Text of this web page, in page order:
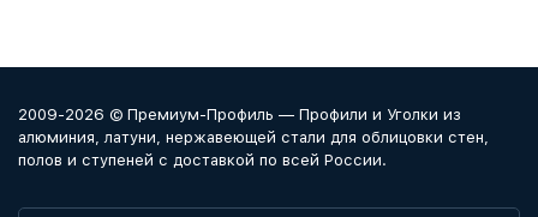
2009-2026 © Премиум-Профиль — Профили и Уголки из
алюминия, латуни, нержавеющей стали для облицовки стен,
полов и ступеней с доставкой по всей России.